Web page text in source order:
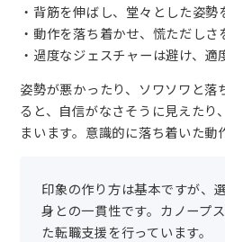
・背筋を伸ばし、堂々とした姿勢
・動作を落ち着かせ、慌ただしさ
・過度なジェスチャーは避け、適
姿勢が悪かったり、ソワソワと落
ると、自信がなさそうに見えたり
まいます。意識的に落ち着いた動
印象の作り方は基本ですが、
身との一貫性です。カノープ
た転職支援を行っています。